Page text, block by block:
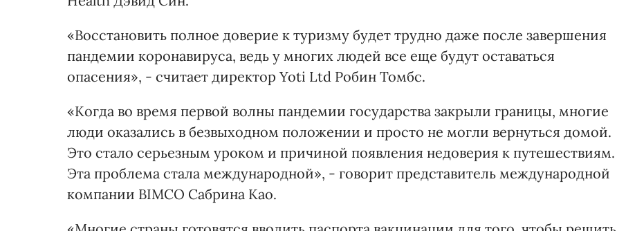
«Восстановить полное доверие к туризму будет трудно даже после завершения
пандемии коронавируса, ведь у многих людей все еще будут оставаться
опасения», - считает директор Yoti Ltd Робин Томбс.
«Когда во время первой волны пандемии государства закрыли границы, многие
люди оказались в безвыходном положении и просто не могли вернуться домой.
Это стало серьезным уроком и причиной появления недоверия к путешествиям.
Эта проблема стала международной», - говорит представитель международной
компании BIMCO Сабрина Као.